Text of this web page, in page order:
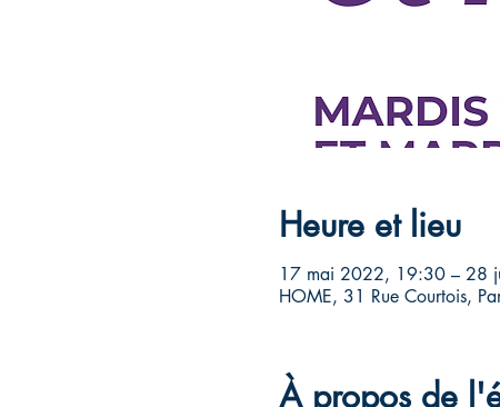
Heure et lieu
17 mai 2022, 19:30 – 28
HOME, 31 Rue Courtois,
À propos de